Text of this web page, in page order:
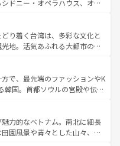
ドやハワイアンミュージッ
、すべてがハワイの魅力を彩
い発見と感動が待っているハ
ドニー・オペラハウス、オー
びえるウルル（エアーズロッ
生林やケアンズの熱帯雨林な
た、カフェやワイン、オージ
しており、サーフィンやダイ
ウトドア好きにはたまらな
魅力を存分に味わいつくそ
り着く台湾は、多彩な文化と
地。活気あふれる大都市の台
る台湾東部など、都市の喧騒
り、訪れる人に新しい発見と
た、奥深い台湾の食文化も魅
など、バラエティ豊かな料理
着の台湾情報は コンテンツ一覧を参
で、最先端のファッションやK
韓国。首都ソウルの宮殿や伝統
折々の自然美を楽しむことが
肉、絶品のストリートフード
待っている。夜には、韓国な
力的なベトナム。南北に細長
園風景や青々とした山々、世